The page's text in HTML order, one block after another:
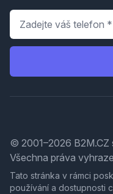
Telefon
© 2001–2026 B2M.CZ
Všechna práva
Tato stránka v rámci
používání a dostupnosti